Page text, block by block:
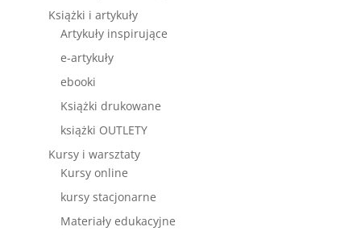
Książki i artykuły
Artykuły inspirujące
e-artykuły
ebooki
Książki drukowane
książki OUTLETY
Kursy i warsztaty
Kursy online
kursy stacjonarne
Materiały edukacyjne